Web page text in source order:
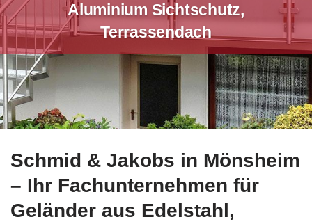
Aluminium Sichtschutz,
Terrassendach
Gleich Edelstahl Balkongeländer für Mönsheim buchen bei
Schmid & Jakobs in Mönsheim
– Ihr Fachunternehmen für
Geländer aus Edelstahl,